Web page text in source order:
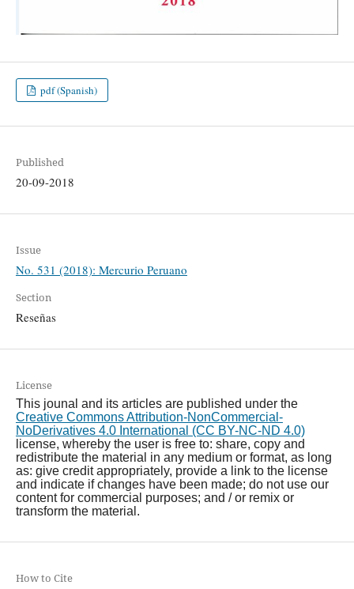
pdf (Spanish)
Published
20-09-2018
Issue
No. 531 (2018): Mercurio Peruano
Section
Reseñas
License
This jounal and its articles are published under the
Creative Commons Attribution-NonCommercial-
NoDerivatives 4.0 International (CC BY-NC-ND 4.0)
license, whereby the user is free to: share, copy and
redistribute the material in any medium or format, as long
as: give credit appropriately, provide a link to the license
and indicate if changes have been made; do not use our
content for commercial purposes; and / or remix or
transform the material.
How to Cite